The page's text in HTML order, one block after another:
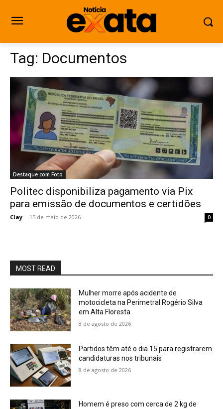
Tag: Documentos
Destaque com Foto
Politec disponibiliza pagamento via Pix
para emissão de documentos e certidões
Clay - 15 de maio de 2026 0
MOST READ
Mulher morre após acidente de
motocicleta na Perimetral Rogério Silva
em Alta Floresta
8 de agosto de 2026
Partidos têm até o dia 15 para registrarem
candidaturas nos tribunais
8 de agosto de 2026
Homem é preso com cerca de 2 kg de